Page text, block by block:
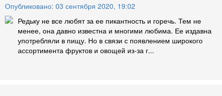
Опубликовано: 03 сентября 2020, 19:02
Редьку не все любят за ее пикантность и горечь. Тем не
менее, она давно известна и многими любима. Ее издавна
употребляли в пищу. Но в связи с появлением широкого
ассортимента фруктов и овощей из-за г...